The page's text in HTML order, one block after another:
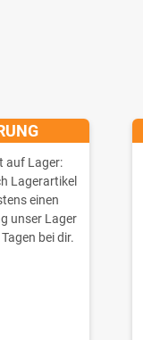
auf Lager:
Lagerartikel
einen
unser Lager
bei dir.